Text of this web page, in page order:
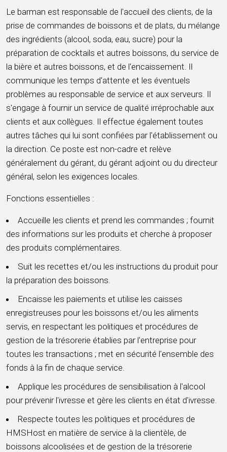
Le barman est responsable de l'accueil des clients, de la
prise de commandes de boissons et de plats, du mélange
des ingrédients (alcool, soda, eau, sucre) pour la
préparation de cocktails et autres boissons, du service de
la bière et autres boissons, et de l'encaissement. Il
communique les temps d'attente et les éventuels
problèmes au responsable de service et aux serveurs. Il
s'engage à fournir un service de qualité irréprochable aux
clients et aux collègues. Il effectue également toutes
autres tâches qui lui sont confiées par l'établissement ou
la direction. Ce poste est non-cadre et relève
généralement du gérant, du gérant adjoint ou du directeur
général, selon les exigences locales.
Fonctions essentielles :
Accueille les clients et prend les commandes ; fournit
des informations sur les produits et cherche à proposer
des produits complémentaires.
Suit les recettes et/ou les instructions du produit pour
la préparation des boissons.
Encaisse les paiements et utilise les caisses
enregistreuses pour les boissons et/ou les aliments
servis, en respectant les politiques et procédures de
gestion de la trésorerie établies par l'entreprise pour
toutes les transactions ; met en sécurité l'ensemble des
fonds à la fin de chaque service.
Applique les procédures de sensibilisation à l'alcool
pour prévenir l'ivresse et gère les clients en état d'ivresse.
Respecte toutes les politiques et procédures de
HMSHost en matière de service à la clientèle, de
boissons alcoolisées et de gestion de la trésorerie